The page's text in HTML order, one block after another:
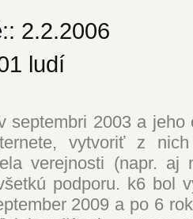
:: 2.2.2006
ludí
septembri 2003 a
vytvoriť z
verejnosti (napr. aj
podporu. k6 bol
2009 a po 6